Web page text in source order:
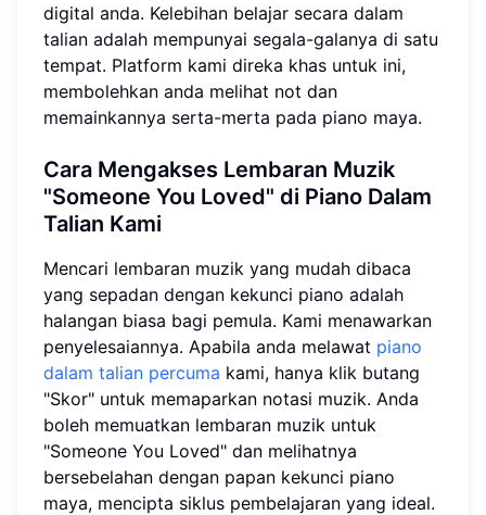
digital anda. Kelebihan belajar secara dalam
talian adalah mempunyai segala-galanya di satu
tempat. Platform kami direka khas untuk ini,
membolehkan anda melihat not dan
memainkannya serta-merta pada piano maya.
Cara Mengakses Lembaran Muzik
"Someone You Loved" di Piano Dalam
Talian Kami
Mencari lembaran muzik yang mudah dibaca
yang sepadan dengan kekunci piano adalah
halangan biasa bagi pemula. Kami menawarkan
penyelesaiannya. Apabila anda melawat piano
dalam talian percuma kami, hanya klik butang
"Skor" untuk memaparkan notasi muzik. Anda
boleh memuatkan lembaran muzik untuk
"Someone You Loved" dan melihatnya
bersebelahan dengan papan kekunci piano
maya, mencipta siklus pembelajaran yang ideal.